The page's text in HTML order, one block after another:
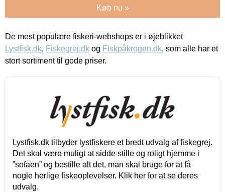
Køb nu »
De mest populære fiskeri-webshops er i øjeblikket
Lystfisk.dk, Fiskegrej.dk og Fiskpåkrogen.dk, som alle har et
stort sortiment til gode priser.
Lystfisk.dk tilbyder lystfiskere et bredt udvalg af fiskegrej.
Det skal være muligt at sidde stille og roligt hjemme i
”sofaen” og bestille alt det, man skal bruge for at få
nogle herlige fiskeoplevelser. Klik her for at se deres
udvalg.